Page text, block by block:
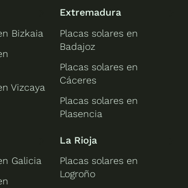
Bizkaia
Vizcaya
Extremadura
Placas solares en
Badajoz
Placas solares en
Cáceres
Placas solares en
Plasencia
Galicia
La Rioja
Placas solares en
Logroño